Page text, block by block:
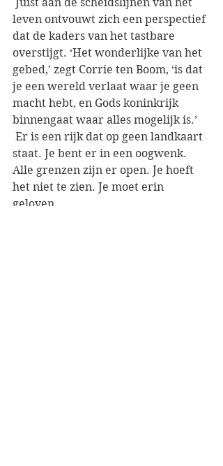
leven ontvouwt zich een perspectief
dat de kaders van het tastbare
overstijgt. ‘Het wonderlijke van het
gebed,’ zegt Corrie ten Boom, ‘is dat
je een wereld verlaat waar je geen
macht hebt, en Gods koninkrijk
binnengaat waar alles mogelijk is.’
staat. Je bent er in een oogwenk.
Alle grenzen zijn er open. Je hoeft
het niet te zien. Je moet erin
geloven.